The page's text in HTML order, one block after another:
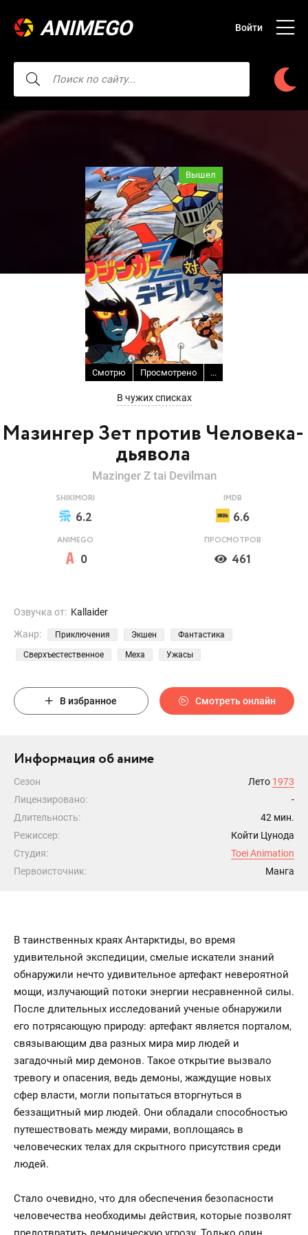
ANIMEGO Войти
Мазингер Зет против Человека-
дьявола
Вышел
Смотрю Просмотрено ...
В чужих списках
Mazinger Z tai Devilman
SHIKIMORI
6.2
IMDB
6.6
ANIMEGO
0
ПРОСМОТРОВ
461
Озвучка от: Kallaider
Жанр:
Приключения Экшен Фантастика
Сверхъестественное Меха Ужасы
В избранное Смотреть онлайн
Информация об аниме
Сезон Лето 1973
Лицензировано:
-
Длительность:
42 мин.
Режиссер:
Койти Цунода
Студия:
Toei Animation
Первоисточник:
Манга
В таинственных краях Антарктиды, во время
удивительной экспедиции, смелые искатели знаний
обнаружили нечто удивительное артефакт невероятной
мощи, излучающий потоки энергии несравненной силы.
После длительных исследований ученые обнаружили
его потрясающую природу: артефакт является порталом,
связывающим два разных мира мир людей и
загадочный мир демонов. Такое открытие вызвало
тревогу и опасения, ведь демоны, жаждущие новых
сфер власти, могли попытаться вторгнуться в
беззащитный мир людей. Они обладали способностью
путешествовать между мирами, воплощаясь в
человеческих телах для скрытного присутствия среди
людей.
Стало очевидно, что для обеспечения безопасности
человечества необходимы действия, которые позволят